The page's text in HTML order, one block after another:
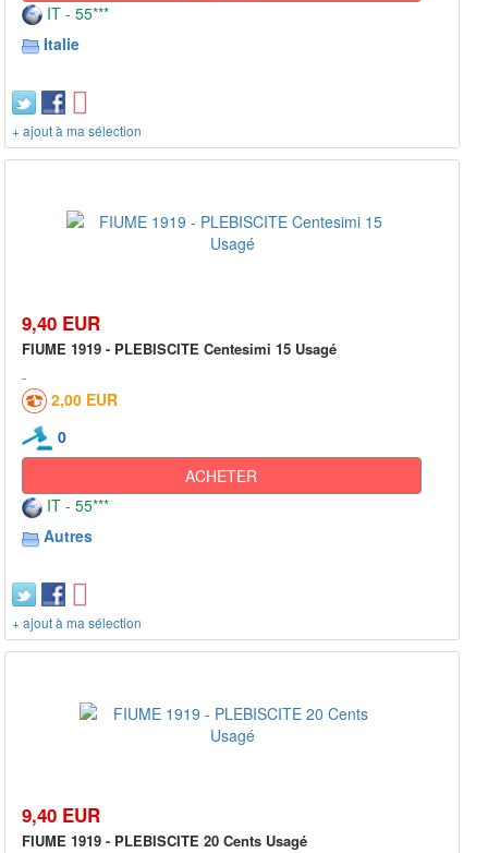
IT - 55***
Italie
+ ajout à ma sélection
9,40 EUR
FIUME 1919 - PLEBISCITE Centesimi 15 Usagé
2,00 EUR
0
ACHETER
IT - 55***
Autres
+ ajout à ma sélection
9,40 EUR
FIUME 1919 - PLEBISCITE 20 Cents Usagé